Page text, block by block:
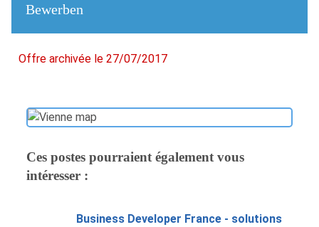
Bewerben
Offre archivée le 27/07/2017
Ces postes pourraient également vous
intéresser :
Business Developer France - solutions